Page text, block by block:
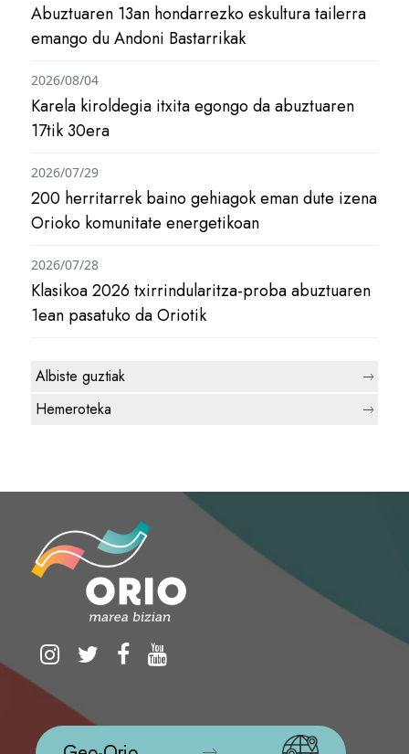
Abuztuaren 13an hondarrezko eskultura tailerra
emango du Andoni Bastarrikak
Karela kiroldegia itxita egongo da abuztuaren
17tik 30era
2026/08/04
200 herritarrek baino gehiagok eman dute izena
Orioko komunitate energetikoan
2026/07/29
Klasikoa 2026 txirrindularitza-proba abuztuaren
1ean pasatuko da Oriotik
2026/07/28
Albiste guztiak
Hemeroteka